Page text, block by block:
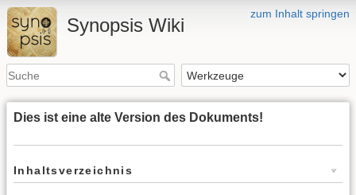
zum Inhalt springen
Synopsis Wiki
Dies ist eine alte Version des Dokuments!
Inhaltsverzeichnis